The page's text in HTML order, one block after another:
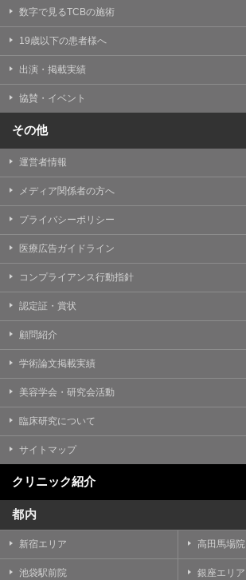
数字で見るTCBの施術
19歳以下の患者様へ
出演・掲載実績
協賛・イベント
その他
運営者情報
メディア関係者の方へ
プライバシーポリシー
医療広告ガイドライン
コンプライアンス行動指針
認定証・賞状
顧問紹介
学術論文掲載実績
美容学会・研究会活動
臨床研究について
サイトマップ
クリニック紹介
都内
新宿エリア 高田馬場院
池袋駅前院 銀座エリア